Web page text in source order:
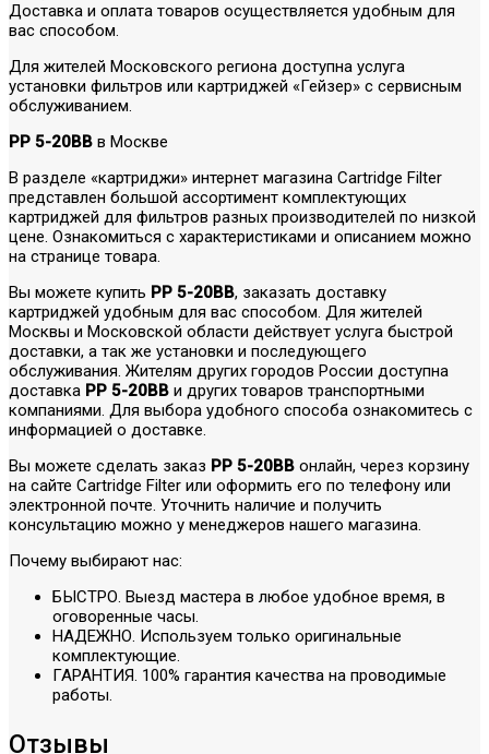
Доставка и оплата товаров осуществляется удобным для
вас способом.
Для жителей Московского региона доступна услуга
установки фильтров или картриджей «Гейзер» с сервисным
обслуживанием.
PP 5-20BB в Москве
В разделе «картриджи» интернет магазина Cartridge Filter
представлен большой ассортимент комплектующих
картриджей для фильтров разных производителей по низкой
цене. Ознакомиться с характеристиками и описанием можно
на странице товара.
Вы можете купить PP 5-20BB, заказать доставку
картриджей удобным для вас способом. Для жителей
Москвы и Московской области действует услуга быстрой
доставки, а так же установки и последующего
обслуживания. Жителям других городов России доступна
доставка PP 5-20BB и других товаров транспортными
компаниями. Для выбора удобного способа ознакомитесь с
информацией о доставке.
Вы можете сделать заказ PP 5-20BB онлайн, через корзину
на сайте Cartridge Filter или оформить его по телефону или
электронной почте. Уточнить наличие и получить
консультацию можно у менеджеров нашего магазина.
Почему выбирают нас:
БЫСТРО. Выезд мастера в любое удобное время, в
оговоренные часы.
НАДЕЖНО. Используем только оригинальные
комплектующие.
ГАРАНТИЯ. 100% гарантия качества на проводимые
работы.
Отзывы